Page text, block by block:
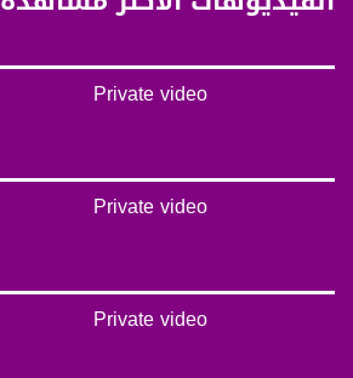
Private video
Private video
Private video